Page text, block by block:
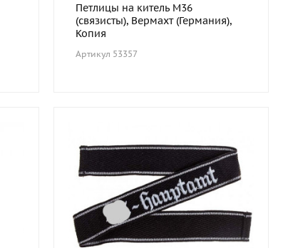
Петлицы на китель М36
(связисты), Вермахт (Германия),
Копия
Артикул 53357